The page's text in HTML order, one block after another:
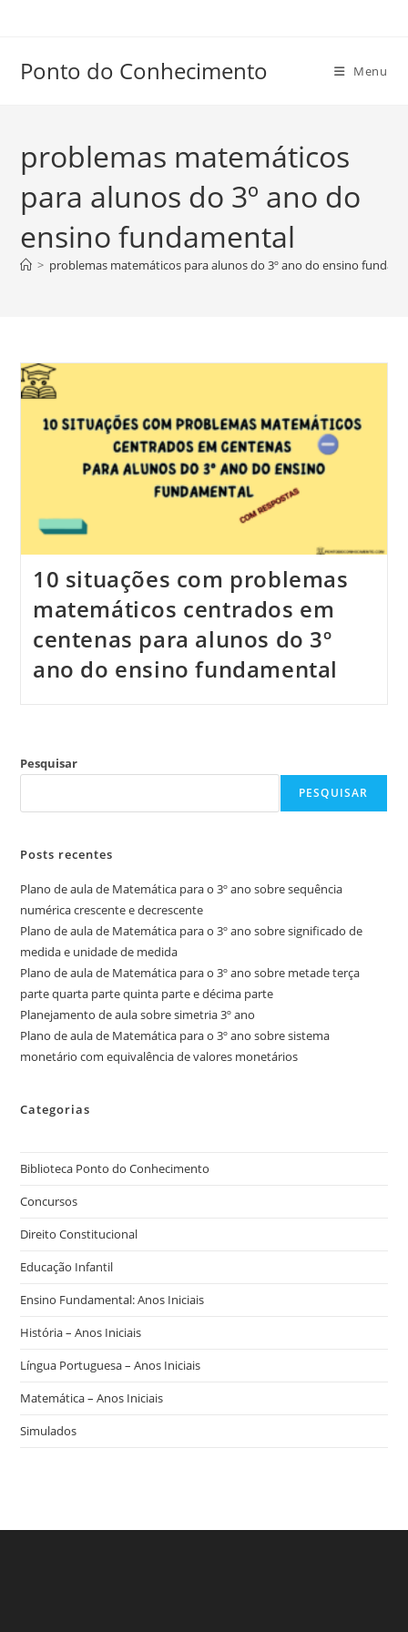
conteúdo
Ponto do Conhecimento Menu
problemas matemáticos
para alunos do 3º ano do
ensino fundamental
> problemas matemáticos para alunos do 3º ano do ensino
10 situações com problemas
matemáticos centrados em
centenas para alunos do 3º
ano do ensino fundamental
Pesquisar
PESQUISAR
Posts recentes
Plano de aula de Matemática para o 3º ano sobre sequência
numérica crescente e decrescente
Plano de aula de Matemática para o 3º ano sobre significado de
medida e unidade de medida
Plano de aula de Matemática para o 3º ano sobre metade terça
parte quarta parte quinta parte e décima parte
Planejamento de aula sobre simetria 3º ano
Plano de aula de Matemática para o 3º ano sobre sistema
monetário com equivalência de valores monetários
Categorias
Biblioteca Ponto do Conhecimento
Concursos
Direito Constitucional
Educação Infantil
Ensino Fundamental: Anos Iniciais
História – Anos Iniciais
Língua Portuguesa – Anos Iniciais
Matemática – Anos Iniciais
Simulados